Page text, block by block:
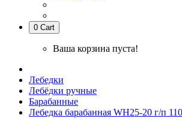
0 Cart
Ваша корзина пуста!
Лебедки
Лебёдки ручные
Барабанные
Лебедка барабанная WH25-20 г/п